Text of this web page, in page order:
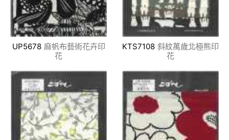
UP5678 麻帆布藝術花卉印
花
KTS7108 斜紋萬歲北極熊印
花